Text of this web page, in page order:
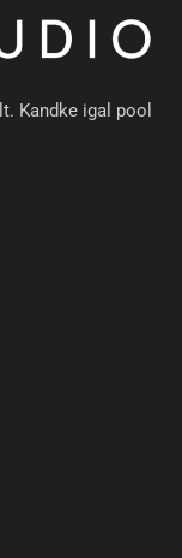
Kandke igal pool